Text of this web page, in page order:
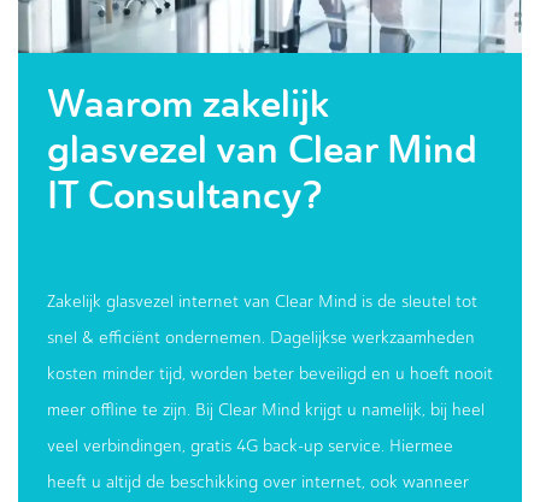
Waarom zakelijk
glasvezel van Clear Mind
IT Consultancy?
Zakelijk glasvezel internet van Clear Mind is de sleutel tot
snel & efficiënt ondernemen. Dagelijkse werkzaamheden
kosten minder tijd, worden beter beveiligd en u hoeft nooit
meer offline te zijn. Bij Clear Mind krijgt u namelijk, bij heel
veel verbindingen, gratis 4G back-up service. Hiermee
heeft u altijd de beschikking over internet, ook wanneer